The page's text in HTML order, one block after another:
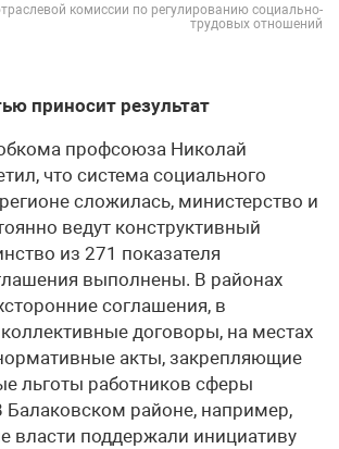
комиссии по регулированию социально-
трудовых отношений
приносит результат
профсоюза Николай
что система социального
сложилась, министерство и
ведут конструктивный
из 271 показателя
выполнены. В районах
соглашения, в
договоры, на местах
акты, закрепляющие
льготы работников сферы
Балаковском районе, например,
власти поддержали инициативу